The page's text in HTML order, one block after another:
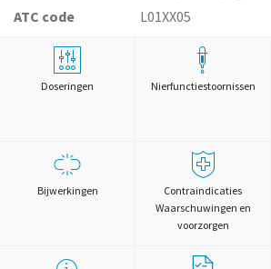
ATC code
L01XX05
Doseringen Nierfunctiestoornissen
Bijwerkingen
Contraindicaties
Waarschuwingen en
voorzorgen